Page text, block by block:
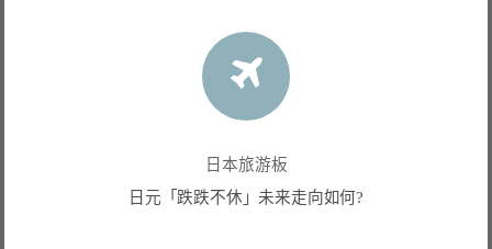
日本旅游板
日元「跌跌不休」未来走向如何?